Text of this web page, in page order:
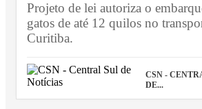
Projeto de lei autoriza o
gatos de até 12 quilos no
Curitiba.
CSN -
DE...